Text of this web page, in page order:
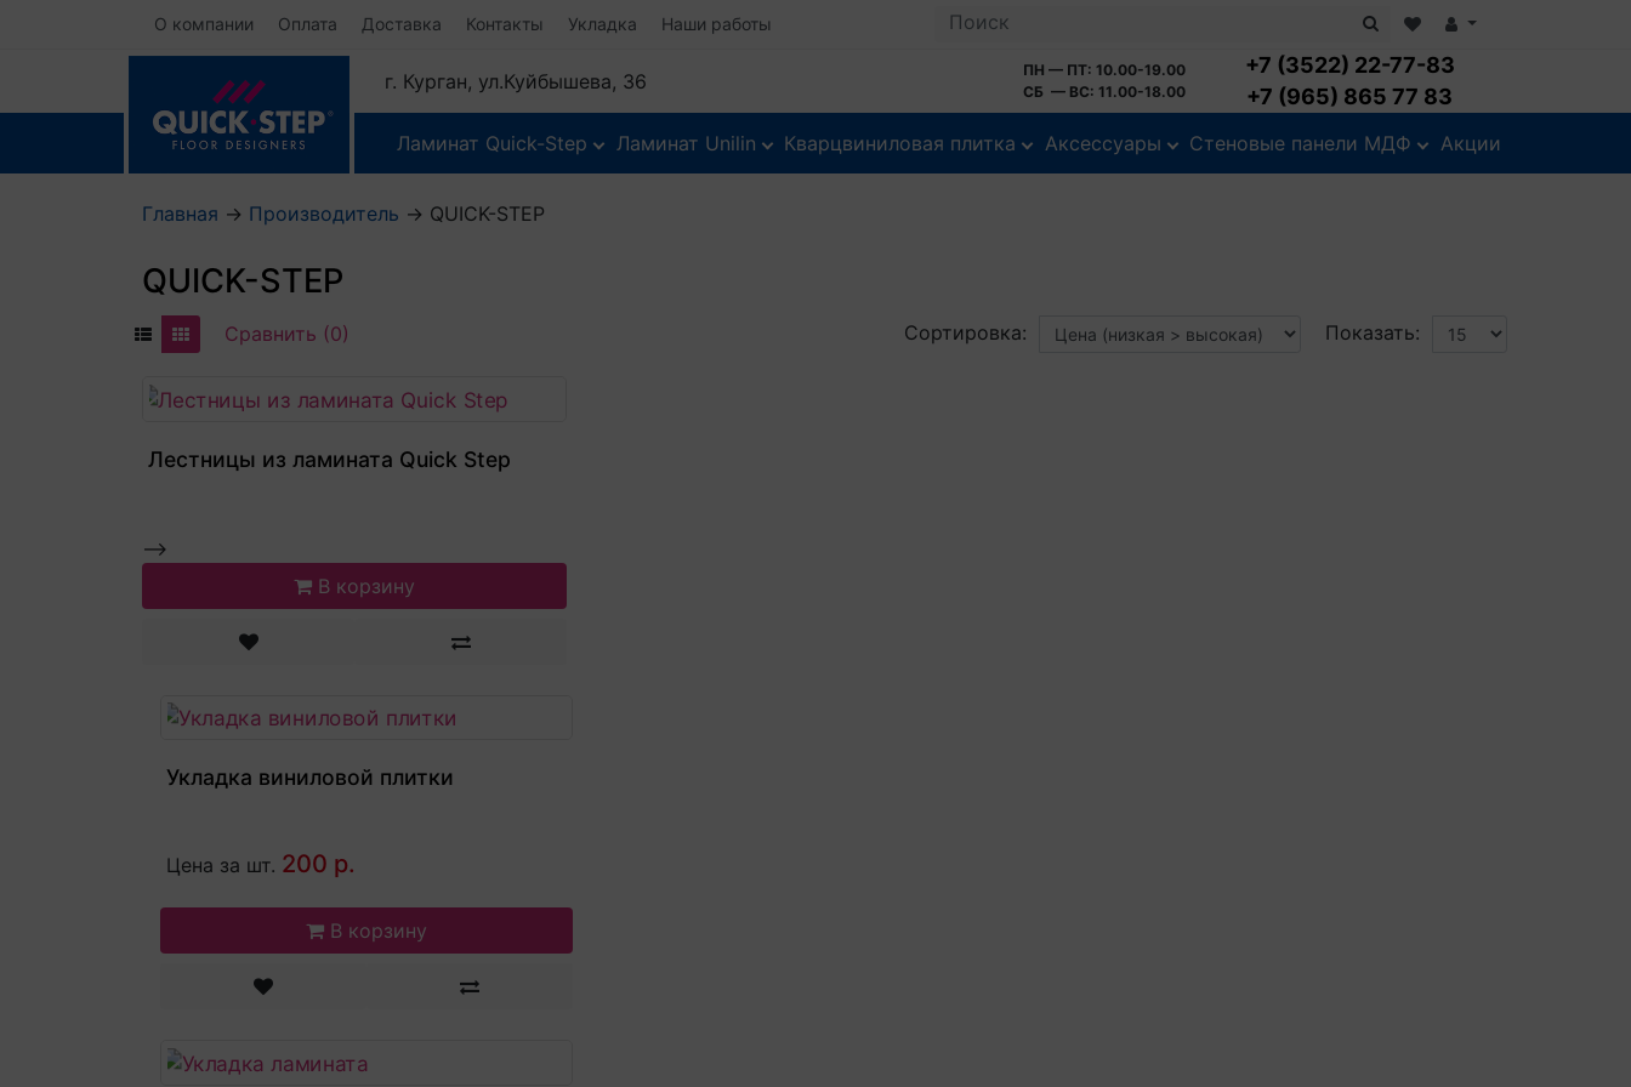
О компании Оплата Доставка Контакты Укладка Наши работы
г. Курган, ул.Куйбышева, 36
ПН — ПТ: 10.00-19.00
СБ — ВС: 11.00-18.00
+7 (3522) 22-77-83
+7 (965) 865 77 83
Ламинат Quick-Step Ламинат Unilin Кварцвиниловая плитка Аксессуары Стеновые панели МДФ Акции
Главная → Производитель → QUICK-STEP
QUICK-STEP
Сравнить (0) Сортировка: Показать:
Лестницы из ламината Quick Step
-->
В корзину
Укладка виниловой плитки
Цена за шт. 200 р.
В корзину